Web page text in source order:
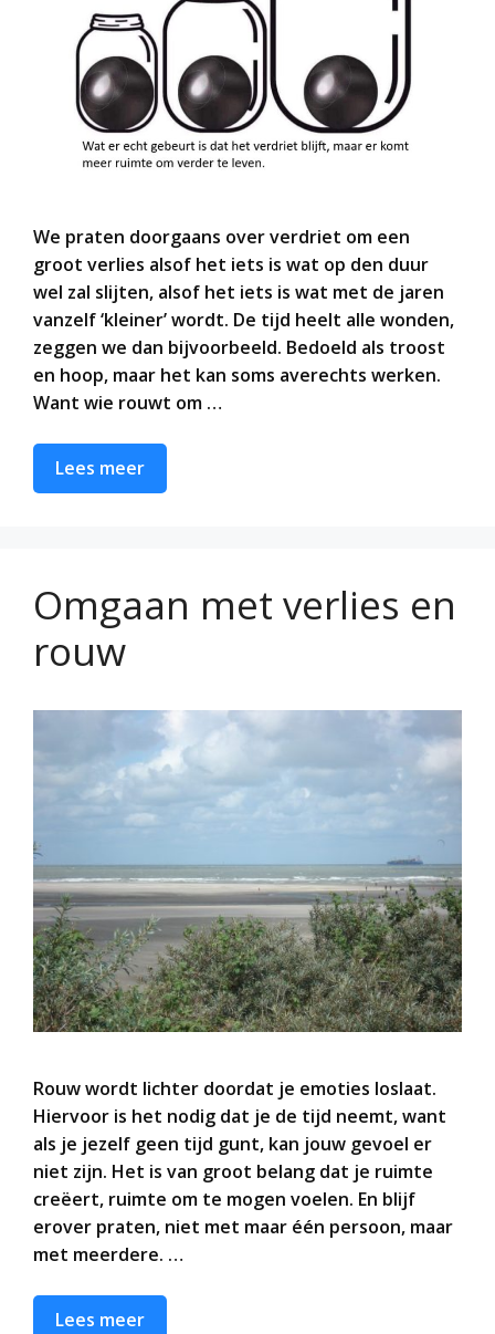
We praten doorgaans over verdriet om een
groot verlies alsof het iets is wat op den duur
wel zal slijten, alsof het iets is wat met de jaren
vanzelf ‘kleiner’ wordt. De tijd heelt alle wonden,
zeggen we dan bijvoorbeeld. Bedoeld als troost
en hoop, maar het kan soms averechts werken.
Want wie rouwt om …
Lees meer
Omgaan met verlies en
rouw
Rouw wordt lichter doordat je emoties loslaat.
Hiervoor is het nodig dat je de tijd neemt, want
als je jezelf geen tijd gunt, kan jouw gevoel er
niet zijn. Het is van groot belang dat je ruimte
creëert, ruimte om te mogen voelen. En blijf
erover praten, niet met maar één persoon, maar
met meerdere. …
Lees meer